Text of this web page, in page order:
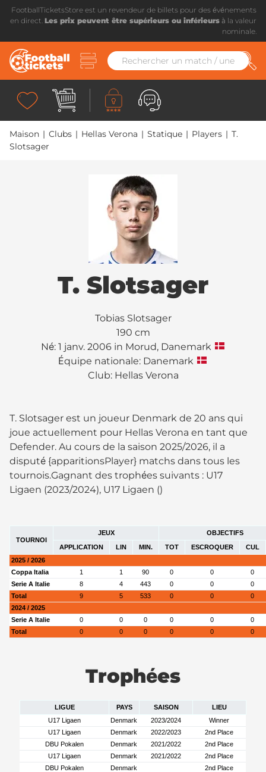
FootballTicketsStore est un revendeur de billets pour des événements
en direct. Les prix peuvent être supérieurs ou inférieurs à la valeur
nominale.
Maison | Clubs | Hellas Verona | Statique | Players | T.
Slotsager
T. Slotsager
Tobias Slotsager
190 cm
Né: 1 janv. 2006 in Morud, Danemark
Équipe nationale: Danemark
Club: Hellas Verona
T. Slotsager est un joueur Denmark de 20 ans qui
joue actuellement pour Hellas Verona en tant que
Defender. Au cours de la saison 2025/2026, il a
disputé {apparitionsPlayer} matchs dans tous les
tournois.Gagnant des trophées suivants : U17
Ligaen (2023/2024), U17 Ligaen ()
TOURNOI
JEUX
OBJECTIFS
APPLICATION
LIN MIN. TOT ESCROQUER
CUL
2025 / 2026
Coppa Italia
1 1 90 0 0
0
Serie A Italie
8 4 443 0 0
0
Total
9 5 533 0 0
0
2024 / 2025
Serie A Italie
0 0 0 0 0
0
Total
0 0 0 0 0 0
Trophées
LIGUE PAYS SAISON
LIEU
U17 Ligaen
Denmark 2023/2024
Winner
U17 Ligaen
Denmark 2022/2023
2nd Place
DBU Pokalen
Denmark 2021/2022
2nd Place
U17 Ligaen
Denmark 2021/2022
2nd Place
DBU Pokalen
Denmark
2nd Place